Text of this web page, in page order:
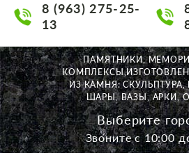
НАШИ РАБОТЫ
АКЦИИ
ДОСТАВКА
КОНТАКТЫ
8 (963) 275-25-
13
ПАМЯТНИКИ,
ИЗ КАМНЯ:
ШАРЫ, ВАЗЫ, АРКИ,
Выберите
Звоните с 10:00